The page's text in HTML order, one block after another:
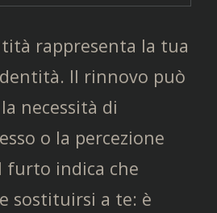
rappresenta la tua
Il rinnovo può
necessità di
o la percezione
furto indica che
sostituirsi a te: è